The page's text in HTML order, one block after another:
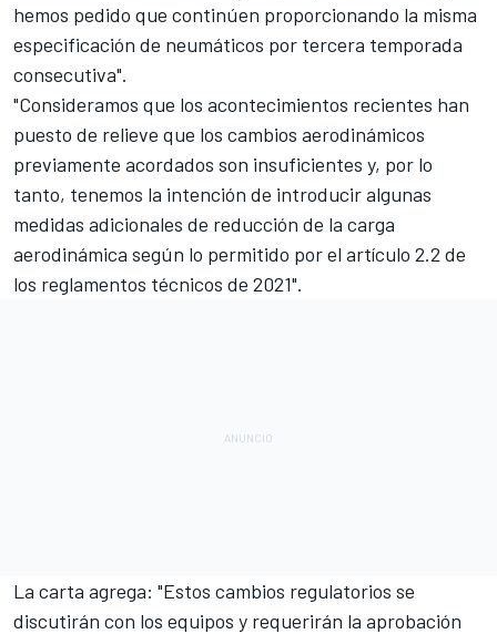
hemos pedido que continúen proporcionando la misma
especificación de neumáticos por tercera temporada
consecutiva".
"Consideramos que los acontecimientos recientes han
puesto de relieve que los cambios aerodinámicos
previamente acordados son insuficientes y, por lo
tanto, tenemos la intención de introducir algunas
medidas adicionales de reducción de la carga
aerodinámica según lo permitido por el artículo 2.2 de
los reglamentos técnicos de 2021".
La carta agrega: "Estos cambios regulatorios se
discutirán con los equipos y requerirán la aprobación